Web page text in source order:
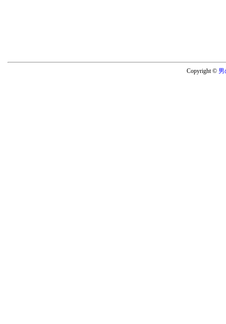
Copyright © 男